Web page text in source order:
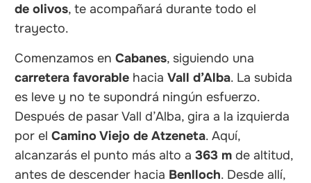
de olivos, te acompañará durante todo el
trayecto.
Comenzamos enCabanes, siguiendo una
carretera favorable haciaVall d’Alba. La subida
es leve y no te supondrá ningún esfuerzo.
Después de pasar Vall d’Alba, gira a la izquierda
por elCamino Viejo de Atzeneta. Aquí,
alcanzarás el punto más alto a363 m de altitud,
antes de descender hacia Benlloch. Desde allí,